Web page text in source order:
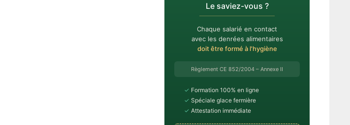
Le saviez-vous ?
Chaque salarié en contact
avec les denrées alimentaires
doit être formé à l'hygiène
Règlement CE 852/2004 – Annexe II
✓ Formation 100% en ligne
✓ Spéciale glace fermière
✓ Attestation immédiate